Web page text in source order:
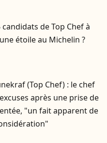
de Top Chef à
étoile au Michelin ?
(Top Chef) : le chef
après une prise de
"un fait apparent de